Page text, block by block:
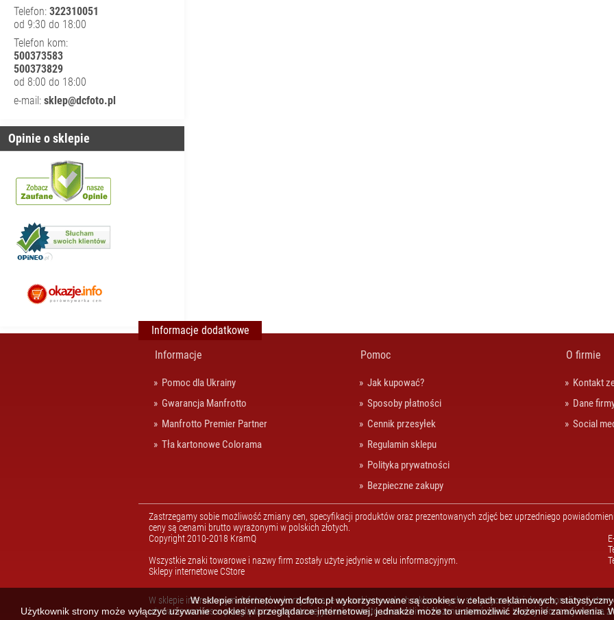
Telefon: 322310051
od 9:30 do 18:00
Telefon kom:
500373583
500373829
od 8:00 do 18:00
e-mail: sklep@dcfoto.pl
Opinie o sklepie
Informacje dodatkowe
Informacje
Pomoc O firmie
Pomoc dla Ukrainy Jak kupować?
Kontakt
Gwarancja Manfrotto
Sposoby płatności
Dane
Manfrotto Premier Partner
Cennik przesyłek
Social
Tła kartonowe Colorama
Regulamin sklepu
Polityka prywatności
Bezpieczne zakupy
Zastrzegamy sobie możliwość zmiany cen, specyfikacji produktów oraz prezentowanych zdjęć bez uprzedniego
ceny są cenami brutto wyrażonymi w polskich złotych.
Copyright 2010-2018 KramQ
Wszystkie znaki towarowe i nazwy firm zostały użyte jedynie w celu informacyjnym.
Sklepy internetowe CStore
W sklepie internetowym dcfoto.pl wykorzystywane są cookies w celach reklamowych, statystycznych i do personalizacji
używanie cookies w przeglądarce internetowej jednak może to uniemożliwić złożenie zamówienia. Więcej informacji można
W sklepie internetowym dcfoto.pl wykorzystywane są cookies w celach reklamowych,
Użytkownik strony może wyłączyć używanie cookies w przeglądarce internetowej, jednakże może to uniemożliwić złożenie zamówienia.